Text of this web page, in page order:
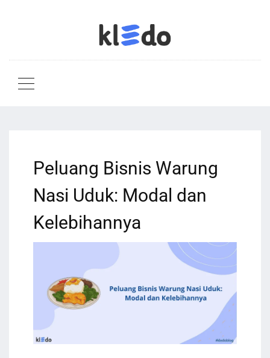
Peluang Bisnis Warung
Nasi Uduk: Modal dan
Kelebihannya